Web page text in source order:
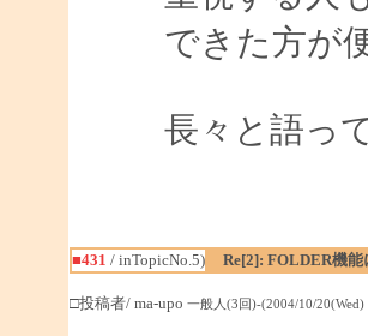
できた方が
長々と語っ
■431 / inTopicNo.5) Re[2]: FOLDER機能
□投稿者/ ma-upo 一般人(3回)-(2004/10/20(Wed)